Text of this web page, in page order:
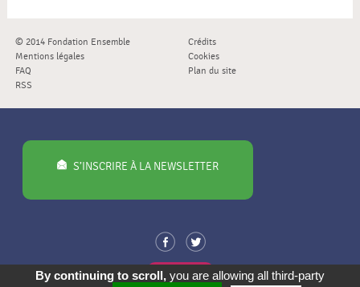
© 2014 Fondation Ensemble
Crédits
Mentions légales
Cookies
FAQ
Plan du site
RSS
S’INSCRIRE À LA NEWSLETTER
PROPOSER
By continuing to scroll,you are allowing all third-party